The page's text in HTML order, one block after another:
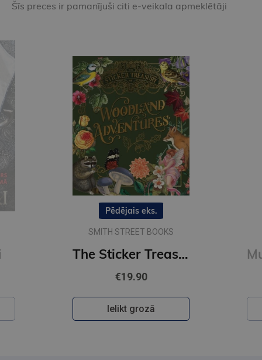
Šīs preces ir pamanījuši citi e-veikala apmeklētāji
Pēdējais eks.
SMITH STREET BOOKS
The Sticker Treasury of Woodland Adventures : An eclectic book of stickers for journaling, collaging
€19.90
Ielikt grozā